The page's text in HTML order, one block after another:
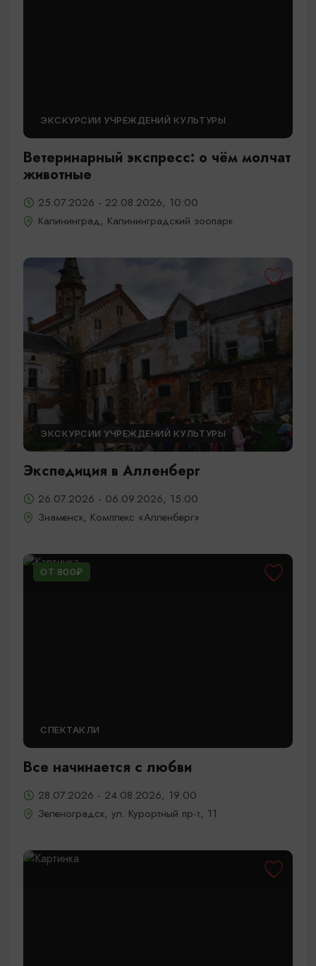
ЭКСКУРСИИ УЧРЕЖДЕНИЙ КУЛЬТУРЫ
Ветеринарный экспресс: о чём молчат
животные
25.07.2026 - 22.08.2026, 10:00
Калининград, Калининградский зоопарк
ЭКСКУРСИИ УЧРЕЖДЕНИЙ КУЛЬТУРЫ
Экспедиция в Алленберг
26.07.2026 - 06.09.2026, 15:00
Знаменск, Комплекс «Алленберг»
ОТ 800₽
СПЕКТАКЛИ
Все начинается с любви
28.07.2026 - 24.08.2026, 19:00
Зеленоградск, ул. Курортный пр-т, 11